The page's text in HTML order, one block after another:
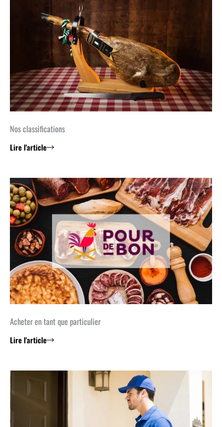
Nos classifications
Lire l'article
Acheter en tant que particulier
Lire l'article